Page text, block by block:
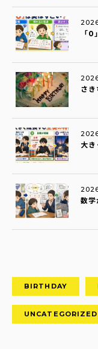
「0
さき
大き
数学
BIRTHDAY
UNCATEGORIZED